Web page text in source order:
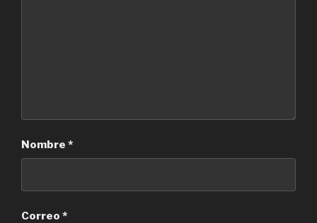
Nombre *
Correo *